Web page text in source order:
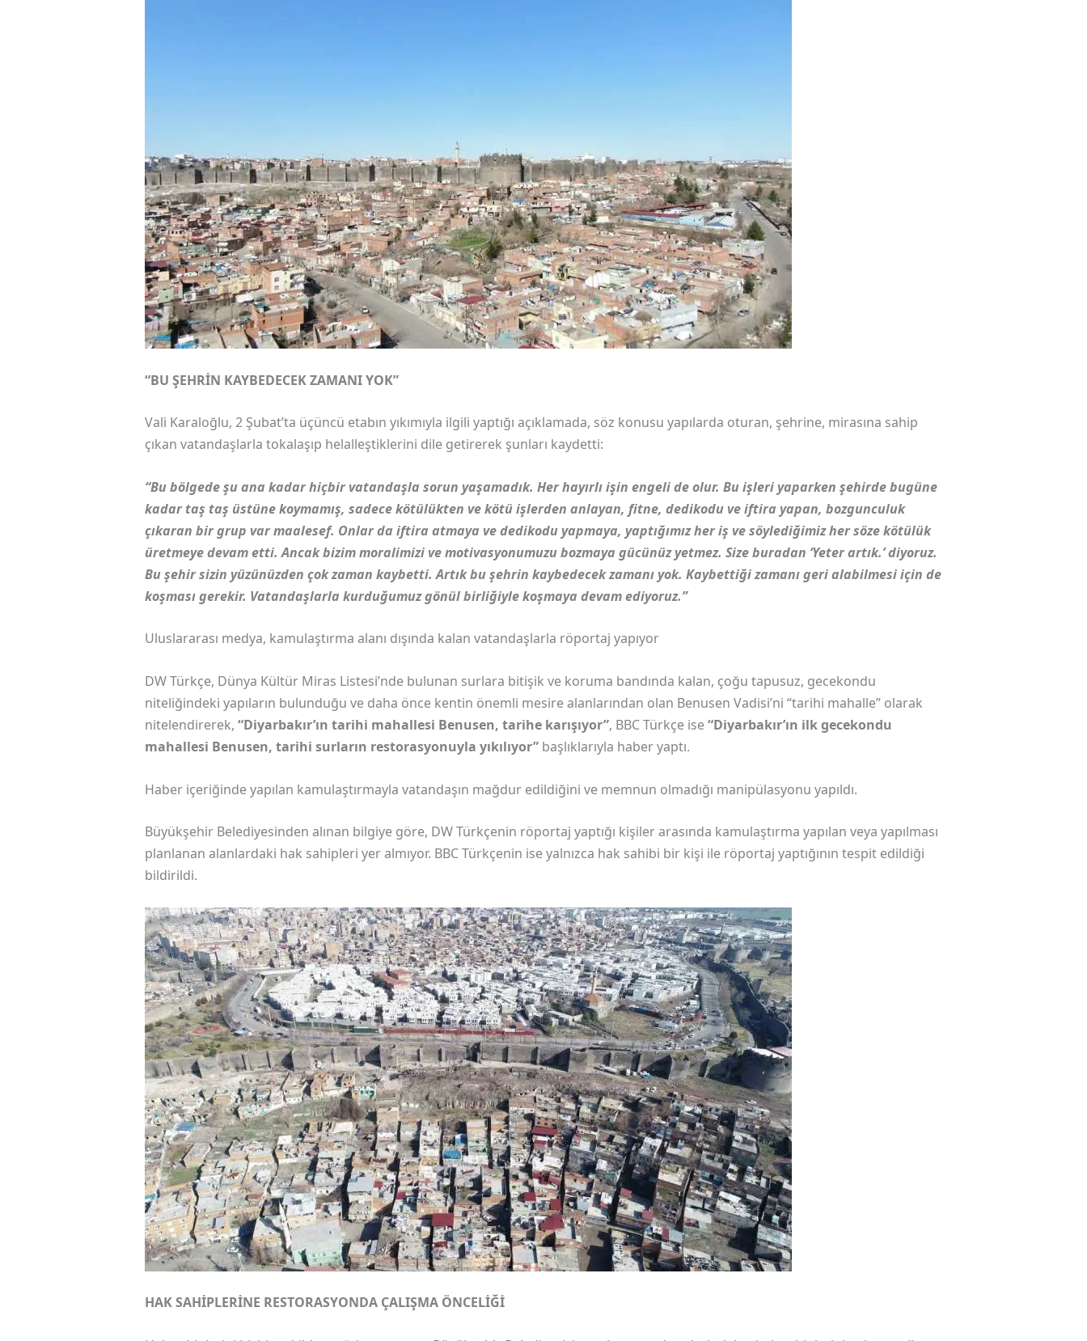
“BU ŞEHRİN KAYBEDECEK ZAMANI YOK”
Vali Karaloğlu, 2 Şubat’ta üçüncü etabın yıkımıyla ilgili yaptığı açıklamada, söz konusu yapılarda oturan, şehrine, mirasına sahip
çıkan vatandaşlarla tokalaşıp helalleştiklerini dile getirerek şunları kaydetti:
“Bu bölgede şu ana kadar hiçbir vatandaşla sorun yaşamadık. Her hayırlı işin engeli de olur. Bu işleri yaparken şehirde bugüne
kadar taş taş üstüne koymamış, sadece kötülükten ve kötü işlerden anlayan, fitne, dedikodu ve iftira yapan, bozgunculuk
çıkaran bir grup var maalesef. Onlar da iftira atmaya ve dedikodu yapmaya, yaptığımız her iş ve söylediğimiz her söze kötülük
üretmeye devam etti. Ancak bizim moralimizi ve motivasyonumuzu bozmaya gücünüz yetmez. Size buradan ‘Yeter artık.’ diyoruz.
Bu şehir sizin yüzünüzden çok zaman kaybetti. Artık bu şehrin kaybedecek zamanı yok. Kaybettiği zamanı geri alabilmesi için de
koşması gerekir. Vatandaşlarla kurduğumuz gönül birliğiyle koşmaya devam ediyoruz.”
Uluslararası medya, kamulaştırma alanı dışında kalan vatandaşlarla röportaj yapıyor
DW Türkçe, Dünya Kültür Miras Listesi’nde bulunan surlara bitişik ve koruma bandında kalan, çoğu tapusuz, gecekondu
niteliğindeki yapıların bulunduğu ve daha önce kentin önemli mesire alanlarından olan Benusen Vadisi’ni “tarihi mahalle” olarak
nitelendirerek, “Diyarbakır’ın tarihi mahallesi Benusen, tarihe karışıyor”, BBC Türkçe ise“Diyarbakır’ın ilk gecekondu
mahallesi Benusen, tarihi surların restorasyonuyla yıkılıyor”başlıklarıyla haber yaptı.
Haber içeriğinde yapılan kamulaştırmayla vatandaşın mağdur edildiğini ve memnun olmadığı manipülasyonu yapıldı.
Büyükşehir Belediyesinden alınan bilgiye göre, DW Türkçenin röportaj yaptığı kişiler arasında kamulaştırma yapılan veya yapılması
planlanan alanlardaki hak sahipleri yer almıyor. BBC Türkçenin ise yalnızca hak sahibi bir kişi ile röportaj yaptığının tespit edildiği
bildirildi.
HAK SAHİPLERİNE RESTORASYONDA ÇALIŞMA ÖNCELİĞİ